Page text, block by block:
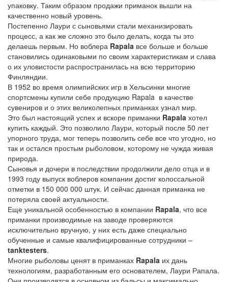
упаковку. Таким образом продажи приманок вышли на
качественно новый уровень.
Постепенно Лаури с сыновьями стали механизировать
процесс, а как же сложно это было делать, когда ты это
делаешь первым. Но воблера Rapala все больше и больше
становились одинаковыми по своим характеристикам и слава
о их уловистости распространилась на всю территорию
Финляндии.
В 1952 во время олимпийских игр в Хельсинки многие
спортсмены купили себе продукцию Rapala в качестве
сувениров и о этих великолепных приманках узнал мир.
Это был настоящий успех и вскоре приманки Rapala хотел
купить каждый. Это позволило Лаури, который после 50 лет
упорного труда, мог теперь позволить себе все что угодно, но
так и остался простым рыболовом, которому не чужда живая
природа.
Сыновья и дочери в последствии продолжили дело отца и в
1993 году выпуск воблеров компании достиг колоссальной
отметки в 150 000 000 штук. И сейчас данная приманка не
потеряла своей актуальности.
Еще уникальной особенностью в компании Rapala, что все
приманки производимые на заводе проверяются
исключительно вручную, у них есть даже специально
обученные и самые квалифицированные сотрудники –
tanktesters.
Многие рыболовы ценят в приманках Rapala их дань
технологиям, разработанным его основателем, Лаури Рапала.